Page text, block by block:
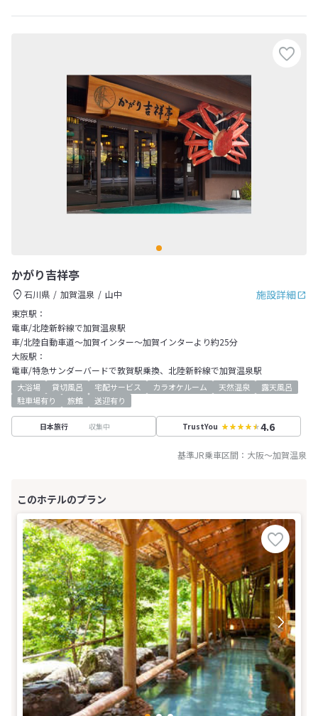
かがり吉祥亭
施設詳細
石川県 加賀温泉
山中
東京駅：
電車/北陸新幹線で加賀温泉駅
車/北陸自動車道～加賀インター～加賀インターより約25分
大阪駅：
電車/特急サンダーバードで敦賀駅乗換、北陸新幹線で加賀温泉駅
大浴場 貸切風呂 宅配サービス カラオケルーム 天然温泉
露天風呂
駐車場有り
旅館 送迎有り
日本旅行 収集中 TrustYou 4.6
基準JR乗車区間： 大阪～加賀温泉